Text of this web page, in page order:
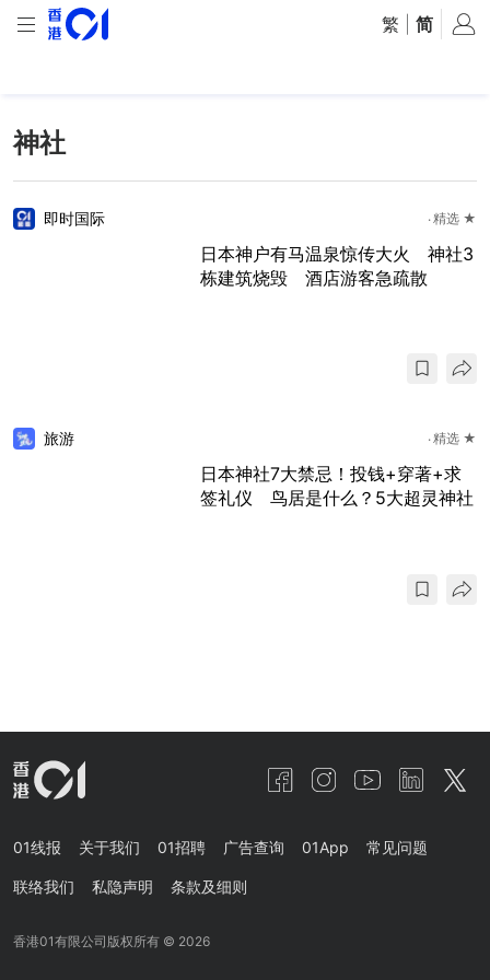
繁 简
神社
即时国际 精选 ★
日本神户有马温泉惊传大火 神社3
栋建筑烧毁 酒店游客急疏散
旅游 精选 ★
日本神社7大禁忌！投钱+穿著+求
签礼仪 鸟居是什么？5大超灵神社
01线报 关于我们 01招聘 广告查询 01App 常见问题
联络我们 私隐声明 条款及细则
香港01有限公司版权所有 © 2026